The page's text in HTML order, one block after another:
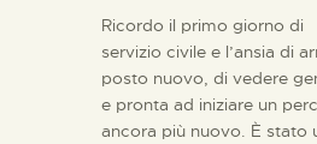
ELISA SALERNO
CONTATTI
Ricordo il primo giorno di
servizio civile e l’ansia di
posto nuovo, di vedere
e pronta ad iniziare un
ancora più nuovo. È stato